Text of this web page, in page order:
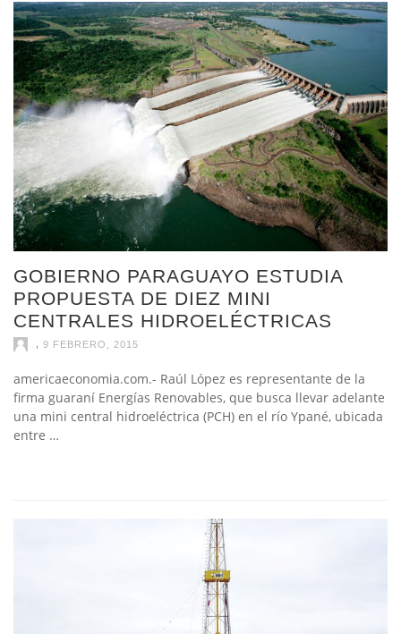
GOBIERNO PARAGUAYO ESTUDIA
PROPUESTA DE DIEZ MINI
CENTRALES HIDROELÉCTRICAS
9 FEBRERO, 2015
americaeconomia.com.- Raúl López es representante de la
firma guaraní Energías Renovables, que busca llevar adelante
una mini central hidroeléctrica (PCH) en el río Ypané, ubicada
entre …